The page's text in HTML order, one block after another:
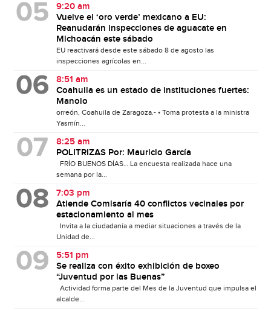
9:20 am
Vuelve el ‘oro verde’ mexicano a EU:
Reanudarán inspecciones de aguacate en
Michoacán este sábado
EU reactivará desde este sábado 8 de agosto las
inspecciones agrícolas en...
8:51 am
Coahuila es un estado de instituciones fuertes:
Manolo
orreón, Coahuila de Zaragoza.- • Toma protesta a la ministra
Yasmín...
8:25 am
POLITRIZAS Por: Mauricio García
FRÍO BUENOS DÍAS… La encuesta realizada hace una
semana por la...
7:03 pm
Atiende Comisaría 40 conflictos vecinales por
estacionamiento al mes
Invita a la ciudadanía a mediar situaciones a través de la
Unidad de...
5:51 pm
Se realiza con éxito exhibición de boxeo
“Juventud por las Buenas”
Actividad forma parte del Mes de la Juventud que impulsa el
alcalde...